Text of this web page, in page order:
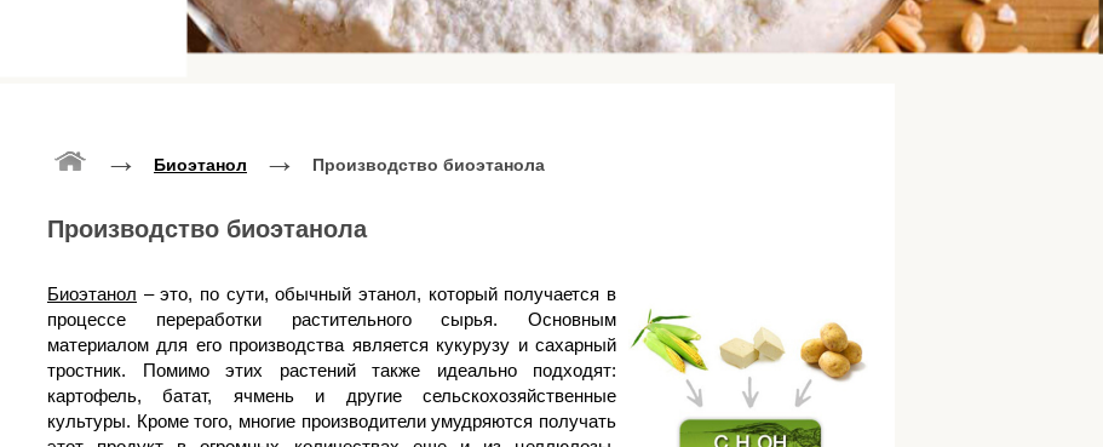
→ Биоэтанол → Производство биоэтанола
Производство биоэтанола
Биоэтанол – это, по сути, обычный этанол, который получается в
процессе переработки растительного сырья. Основным
материалом для его производства является кукурузу и сахарный
тростник. Помимо этих растений также идеально подходят:
картофель, батат, ячмень и другие сельскохозяйственные
культуры. Кроме того, многие производители умудряются получать